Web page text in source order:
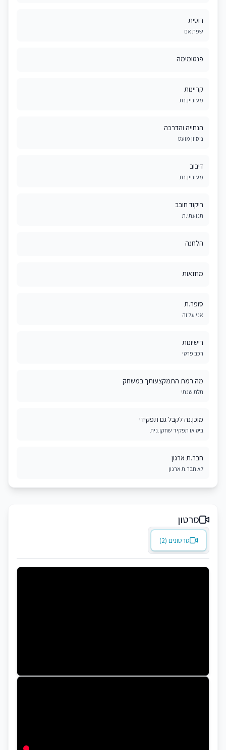
רוסית
שפת אם
פנטומימה
קריינות
מעוניין.נת
הנחייה והדרכה
ניסיון מועט
דיבוב
מעוניין.נת
ריקוד חובב
תנועתי.ת
הלחנה
מחזאות
סופר.ת
אני על זה
רישיונות
רכב פרטי
מה רמת התמקצעותך במשחק
תלת שנתי
מוכן.נה לקבל גם תפקידי
ביט או תפקיד שחקן.נית
חבר.ת ארגון
לא חבר.ת ארגון
סרטון
סרטונים (2)